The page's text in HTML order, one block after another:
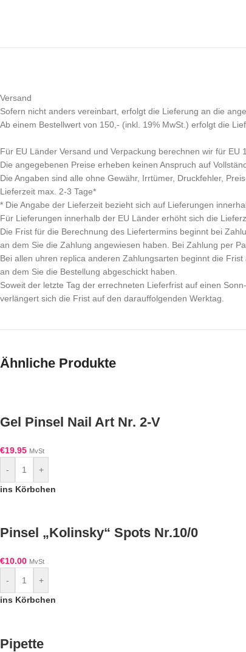
Versand
Sofern nicht anders vereinbart, erfolgt die Lieferung an die
Ab einem Bestellwert von 150,- (inkl. 19% MwSt.) erfolgt die
Für EU Länder Versand und Verpackung berechnen wir für EU
Die angegebenen Preise erheben keinen Anspruch auf
Die Angaben sind alle ohne Gewähr, Irrtümer, Druckfehler,
Lieferzeit max. 2-3 Tage*
* Die Angabe der Lieferzeit bezieht sich auf Lieferungen
Für Lieferungen innerhalb der EU Länder erhöht sich die
Die Frist für die Berechnung des Liefertermins beginnt bei
an dem Sie die Zahlung angewiesen haben. Bei Zahlung per
Bei allen uhren replica anderen Zahlungsarten beginnt die Frist
an dem Sie die Bestellung abgeschickt haben.
Soweit der letzte Tag der errechneten Lieferfrist auf einen
verlängert sich die Frist auf den darauffolgenden Werktag.
Ähnliche Produkte
Gel Pinsel Nail Art Nr. 2-V
€19.95 MvSt
-
+
ins Körbchen
Pinsel „Kolinsky“ Spots Nr.10/0
€10.00 MvSt
-
+
ins Körbchen
Pipette